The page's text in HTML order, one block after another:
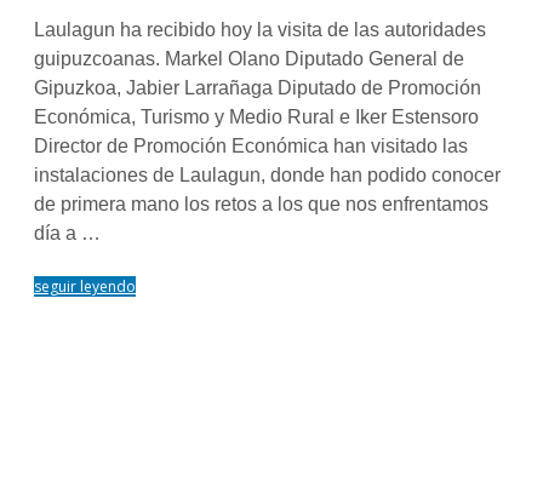
Laulagun ha recibido hoy la visita de las autoridades
guipuzcoanas. Markel Olano Diputado General de
Gipuzkoa, Jabier Larrañaga Diputado de Promoción
Económica, Turismo y Medio Rural e Iker Estensoro
Director de Promoción Económica han visitado las
instalaciones de Laulagun, donde han podido conocer
de primera mano los retos a los que nos enfrentamos
día a …
seguir leyendo